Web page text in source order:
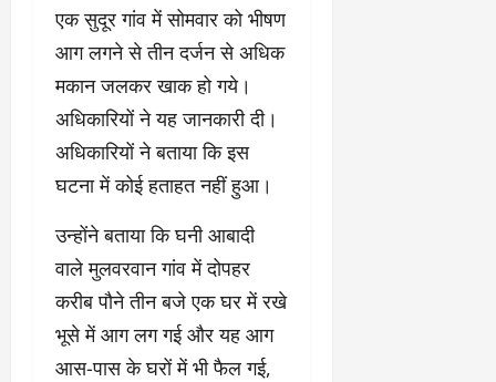
एक सुदूर गांव में सोमवार को भीषण
आग लगने से तीन दर्जन से अधिक
मकान जलकर खाक हो गये।
अधिकारियों ने यह जानकारी दी।
अधिकारियों ने बताया कि इस
घटना में कोई हताहत नहीं हुआ।
उन्होंने बताया कि घनी आबादी
वाले मुलवरवान गांव में दोपहर
करीब पौने तीन बजे एक घर में रखे
भूसे में आग लग गई और यह आग
आस-पास के घरों में भी फैल गई,